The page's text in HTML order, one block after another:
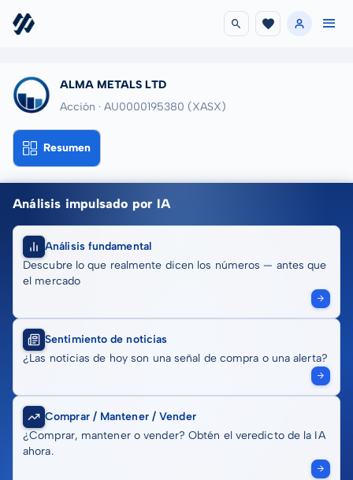
ALMA METALS LTD
Acción · AU0000195380 (XASX)
Resumen
Análisis impulsado por IA
Análisis fundamental
Descubre lo que realmente dicen los números — antes que
el mercado
Sentimiento de noticias
¿Las noticias de hoy son una señal de compra o una alerta?
Comprar / Mantener / Vender
¿Comprar, mantener o vender? Obtén el veredicto de la IA
ahora.